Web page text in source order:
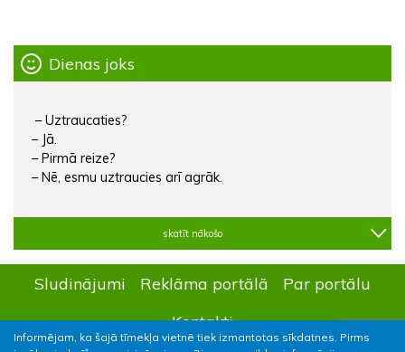
Informējam, ka šajā tīmekļa vietnē tiek izmantotas sīkdatnes. Pirms
Dienas joks
– Uztraucaties?
– Jā.
– Pirmā reize?
– Nē, esmu uztraucies arī agrāk.
skatīt nākošo
Sludinājumi Reklāma portālā
Par portālu
Kontakti